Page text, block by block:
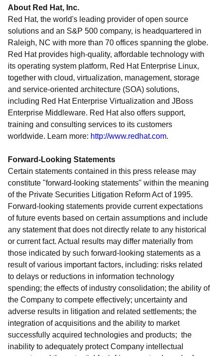
About Red Hat, Inc.
Red Hat, the world's leading provider of open source
solutions and an S&P 500 company, is headquartered in
Raleigh, NC with more than 70 offices spanning the globe.
Red Hat provides high-quality, affordable technology with
its operating system platform, Red Hat Enterprise Linux,
together with cloud, virtualization, management, storage
and service-oriented architecture (SOA) solutions,
including Red Hat Enterprise Virtualization and JBoss
Enterprise Middleware. Red Hat also offers support,
training and consulting services to its customers
worldwide. Learn more: http://www.redhat.com.
Forward-Looking Statements
Certain statements contained in this press release may
constitute "forward-looking statements" within the meaning
of the Private Securities Litigation Reform Act of 1995.
Forward-looking statements provide current expectations
of future events based on certain assumptions and include
any statement that does not directly relate to any historical
or current fact. Actual results may differ materially from
those indicated by such forward-looking statements as a
result of various important factors, including: risks related
to delays or reductions in information technology
spending; the effects of industry consolidation; the ability of
the Company to compete effectively; uncertainty and
adverse results in litigation and related settlements; the
integration of acquisitions and the ability to market
successfully acquired technologies and products; the
inability to adequately protect Company intellectual